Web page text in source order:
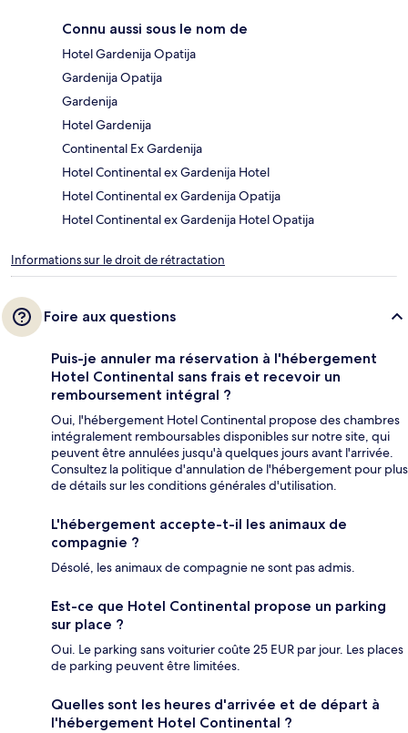
Connu aussi sous le nom de
Hotel Gardenija Opatija
Gardenija Opatija
Gardenija
Hotel Gardenija
Continental Ex Gardenija
Hotel Continental ex Gardenija Hotel
Hotel Continental ex Gardenija Opatija
Hotel Continental ex Gardenija Hotel Opatija
Informations sur le droit de rétractation
Foire aux questions
Puis-je annuler ma réservation à l'hébergement
Hotel Continental sans frais et recevoir un
remboursement intégral ?
Oui, l'hébergement Hotel Continental propose des chambres
intégralement remboursables disponibles sur notre site, qui
peuvent être annulées jusqu'à quelques jours avant l'arrivée.
Consultez la politique d'annulation de l'hébergement pour plus
de détails sur les conditions générales d'utilisation.
L'hébergement accepte-t-il les animaux de
compagnie ?
Désolé, les animaux de compagnie ne sont pas admis.
Est-ce que Hotel Continental propose un parking
sur place ?
Oui. Le parking sans voiturier coûte 25 EUR par jour. Les places
de parking peuvent être limitées.
Quelles sont les heures d'arrivée et de départ à
l'hébergement Hotel Continental ?